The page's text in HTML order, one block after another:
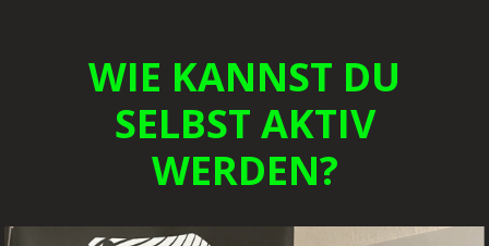
WIE KANNST DU
SELBST AKTIV
WERDEN?